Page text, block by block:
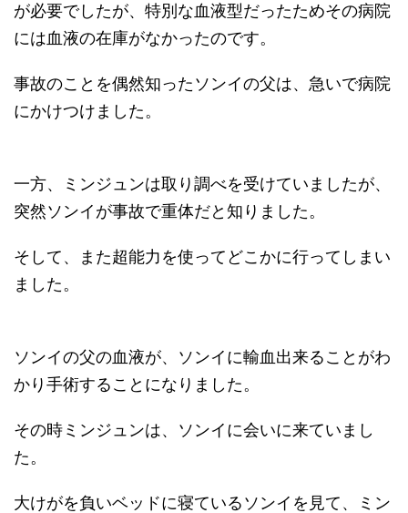
が必要でしたが、特別な血液型だったためその病院
には血液の在庫がなかったのです。
事故のことを偶然知ったソンイの父は、急いで病院
にかけつけました。
一方、ミンジュンは取り調べを受けていましたが、
突然ソンイが事故で重体だと知りました。
そして、また超能力を使ってどこかに行ってしまい
ました。
ソンイの父の血液が、ソンイに輸血出来ることがわ
かり手術することになりました。
その時ミンジュンは、ソンイに会いに来ていまし
た。
大けがを負いベッドに寝ているソンイを見て、ミン